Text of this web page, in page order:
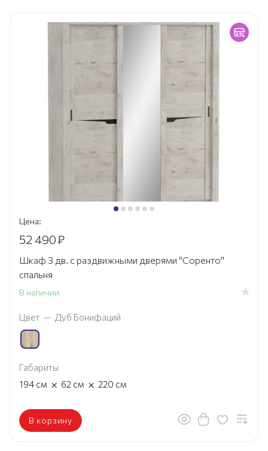
Цена:
52 490₽
Шкаф 3 дв. с раздвижными дверями "Соренто"
спальня
В наличии
Цвет — Дуб Бонифаций
Габариты
194 см × 62 см × 220 см
В корзину